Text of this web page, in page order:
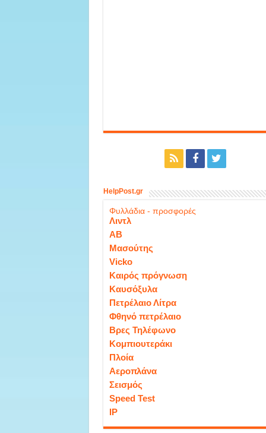
HelpPost.gr
Φυλλάδια - προσφορές
Λιντλ
ΑΒ
Μασούτης
Vicko
Καιρός πρόγνωση
Καυσόξυλα
Πετρέλαιο Λίτρα
Φθηνό πετρέλαιο
Βρες Τηλέφωνο
Κομπιουτεράκι
Πλοία
Αεροπλάνα
Σεισμός
Speed Test
IP